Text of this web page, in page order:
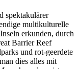
spektakulärer
multikulturelle
erkunden, durch
Barrier Reef
und rot-geerdete
dies alles mit